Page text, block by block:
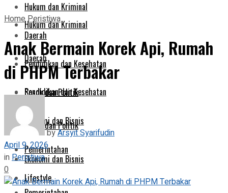
Hukum dan Kriminal
Daerah
Pendidikan dan Kesehatan
Sosok dan Politik
Ekonomi dan Bisnis
Pemerintahan
Lifestyle
Hukum dan Kriminal
Daerah
Pendidikan dan Kesehatan
Sosok dan Politik
Ekonomi dan Bisnis
HomePeristiwa
‎Anak Bermain Korek Api, Rumah
di PHPM Terbakar
byArsyit Syarifudin
April 9, 2026
inPeristiwa
0